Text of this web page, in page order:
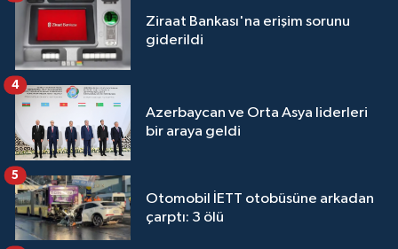
Ziraat Bankası'na erişim sorunu
giderildi
Azerbaycan ve Orta Asya liderleri
bir araya geldi
4
Otomobil İETT otobüsüne arkadan
çarptı: 3 ölü
5